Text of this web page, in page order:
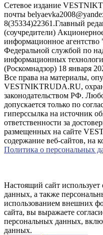
Сетевое издание
почты
8(35334)22361.Главный
(соучредители)
информационное
Федеральной службой по
информационных
(Роскомнадзор) 18 января
Все права на материалы,
VESTNIKTRUDA.RU,
законодательством РФ.
допускается только по
гиперссылка на источник
ответственности за
размещенных на сайте
содержание веб-сайтов, на
Политика о персональных
Настоящий сайт использует
данных, а также
использованием внешних
сайта, вы выражаете
персональных данных,
данных.